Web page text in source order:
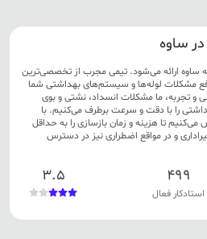
در ساوه
ساوه ارائه می‌شود. تیمی مجرب از تخصصی‌ترین
مشکلات لوله‌ها و سیستم‌های بهداشتی شما
و تجربه، ما مشکلات انسداد، نشتی و بوی
را با دقت و سرعت برطرف می‌کنیم. با
تا هزینه و زمان بازسازی را به حداقل
و در مواقع اضطراری نیز در دسترس
499
استادکار فعال
3.5